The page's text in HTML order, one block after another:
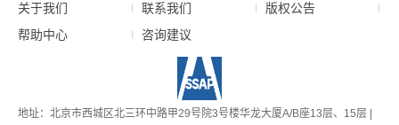
关于我们 联系我们
版权公告
帮助中心
咨询建议
地址：北京市西城区北三环中路甲29号院3号楼华龙大厦A/B座13层、15层 |